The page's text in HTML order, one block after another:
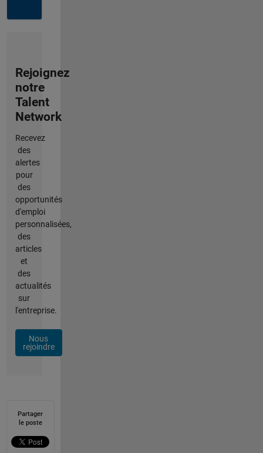
Rejoignez
notre
Talent
Network
Recevez
des
alertes
pour
des
opportunités
d'emploi
personnalisées,
des
articles
et
des
actualités
sur
l'entreprise.
Nous
rejoindre
Partager
le poste